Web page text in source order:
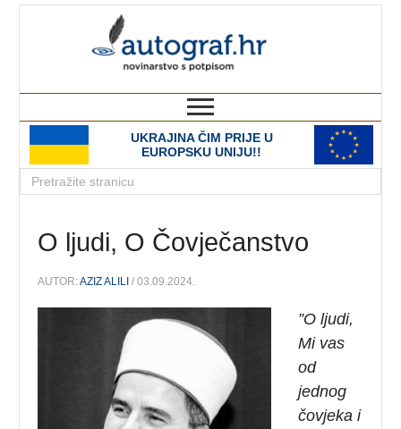
UKRAJINA ČIM PRIJE U
EUROPSKU UNIJU!!
O ljudi, O Čovječanstvo
AUTOR:AZIZ ALILI / 03.09.2024.
”O ljudi,
Mi vas
od
jednog
čovjeka i